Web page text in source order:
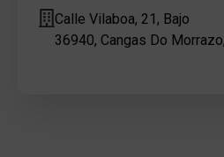
Calle Vilaboa, 21, Bajo
36940, Cangas Do